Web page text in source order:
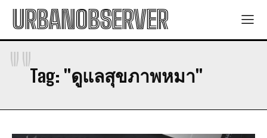
URBANOBSERVER
Tag: "ดูแลสุขภาพหมา"
"